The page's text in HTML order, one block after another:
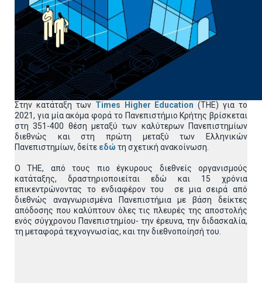
Στην κατάταξη των Times Higher Education (THE) για το
2021, για μία ακόμα φορά το Πανεπιστήμιο Κρήτης βρίσκεται
στη 351-400 θέση μεταξύ των καλύτερων Πανεπιστημίων
διεθνώς και στη πρώτη μεταξύ των Ελληνικών
Πανεπιστημίων, δείτε εδώ τη σχετική ανακοίνωση.
Ο THE, από τους πιο έγκυρους διεθνείς οργανισμούς
κατάταξης, δραστηριοποιείται εδώ και 15 χρόνια
επικεντρώνοντας το ενδιαφέρον του σε μια σειρά από
διεθνώς αναγνωρισμένα Πανεπιστήμια με βάση δείκτες
απόδοσης που καλύπτουν όλες τις πλευρές της αποστολής
ενός σύγχρονου Πανεπιστημίου- την έρευνα, την διδασκαλία,
τη μεταφορά τεχνογνωσίας, και την διεθνοποίησή του.